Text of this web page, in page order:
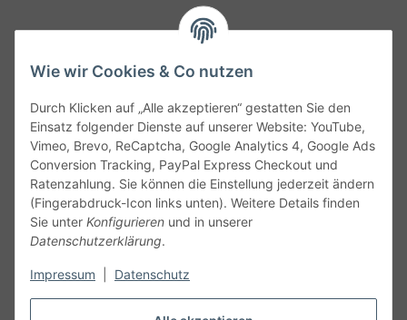
Wie wir Cookies & Co nutzen
Durch Klicken auf „Alle akzeptieren“ gestatten Sie den
Einsatz folgender Dienste auf unserer Website: YouTube,
Vimeo, Brevo, ReCaptcha, Google Analytics 4, Google Ads
Conversion Tracking, PayPal Express Checkout und
Ratenzahlung. Sie können die Einstellung jederzeit ändern
(Fingerabdruck-Icon links unten). Weitere Details finden
Sie unter Konfigurieren und in unserer
Datenschutzerklärung.
Impressum Datenschutz
Service
Gesetzliche Informationen
Alle technischen Angaben ohne Gewähr. Irrtümer und fehlerhafte
Angaben vorbehalten. Wenn Sie Datenblätter oder spezielle
unseren Kundenservice. Abbildungen der Artikel können